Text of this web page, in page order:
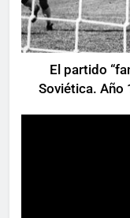
El partido
Soviética. Año